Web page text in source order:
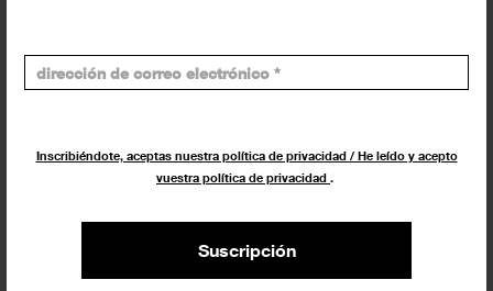
Inscribiéndote, aceptas nuestra política de privacidad / He leído y acepto
vuestra política de privacidad .
Suscripción